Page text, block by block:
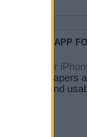
KIOSKO.NET APP
Kiosko.net for
major newspapers
experience and